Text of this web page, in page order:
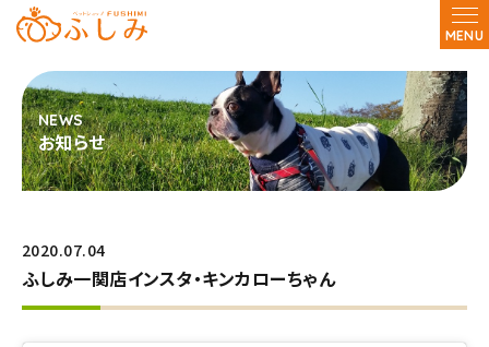
MENU
お知らせ
2020.07.04
ふしみ一関店インスタ・キンカローちゃん